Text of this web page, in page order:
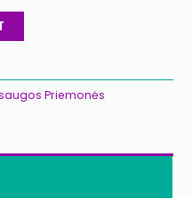
Priemonės